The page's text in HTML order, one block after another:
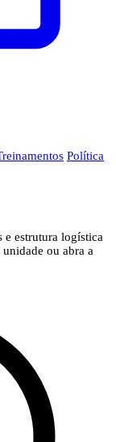
Política
e estrutura logística
ou abra a